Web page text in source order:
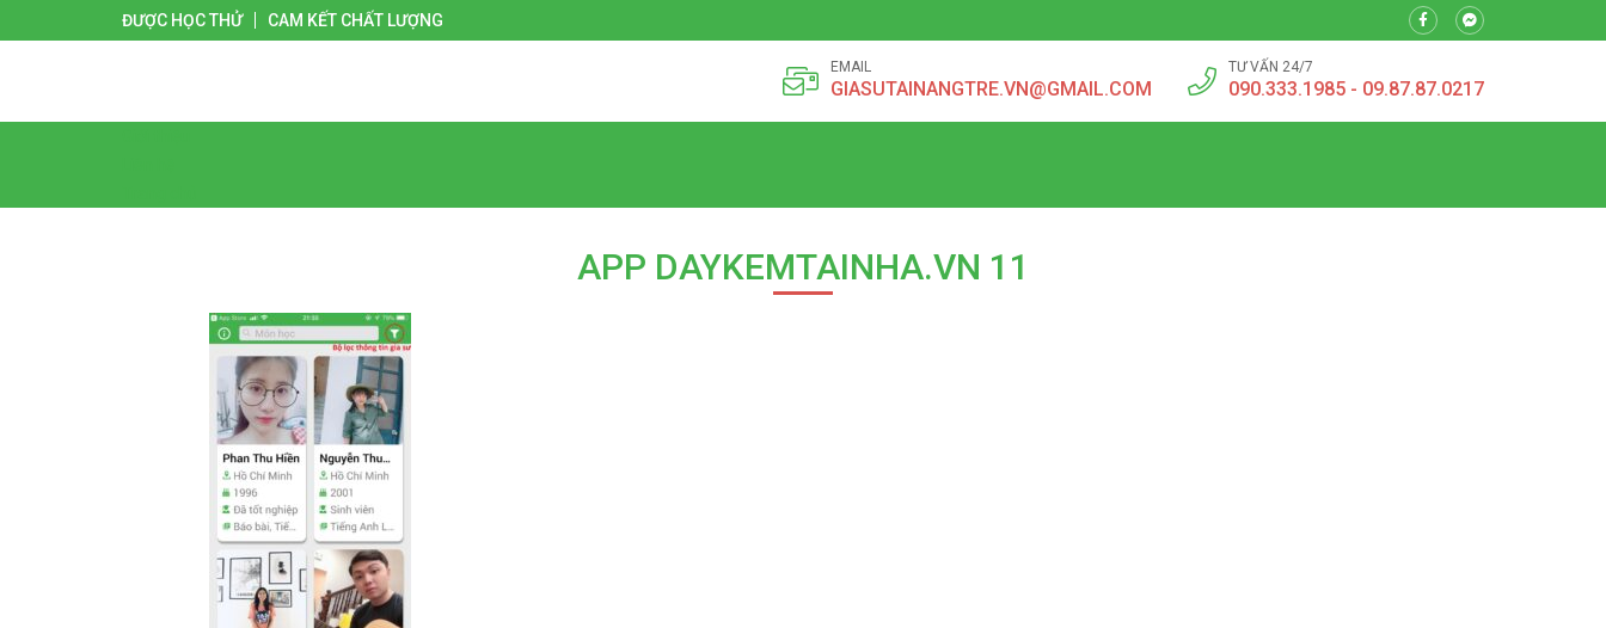
ĐƯỢC HỌC THỬ CAM KẾT CHẤT LƯỢNG
EMAIL
GIASUTAINANGTRE.VN@GMAIL.COM
TƯ VẤN 24/7
090.333.1985 - 09.87.87.0217
APP DAYKEMTAINHA.VN 11